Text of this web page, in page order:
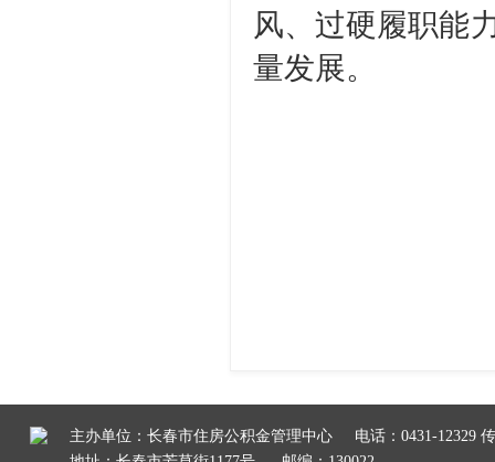
风、过硬履职能
量发展。
主办单位：长春市住房公积金管理中心
电话：0431-12329